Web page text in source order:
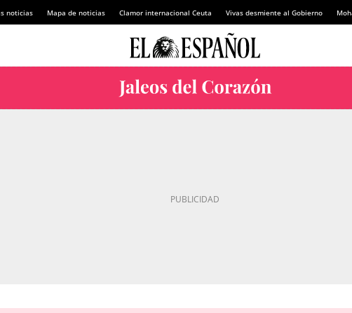
noticias Mapa de noticias Clamor internacional Ceuta Vivas desmiente al Gobierno